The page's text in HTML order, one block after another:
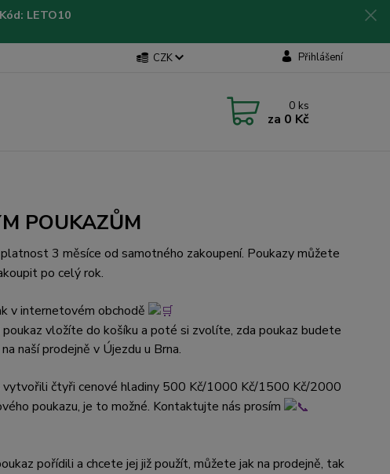
LETO10
CZK Přihlášení
0 ks
za 0 Kč
POUKAZŮM
3 měsíce od samotného zakoupení. Poukazy můžete
po celý rok.
v internetovém obchodě
poukaz vložíte do košíku a poté si zvolíte, zda poukaz budete
naší prodejně v Újezdu u Brna.
vytvořili čtyři cenové hladiny 500 Kč/1000 Kč/1500 Kč/2000
poukazu, je to možné. Kontaktujte nás prosím
pořídili a chcete jej již použít, můžete jak na prodejně, tak